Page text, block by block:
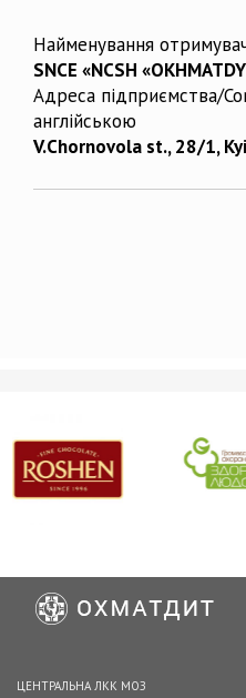
Найменування
SNCE «NCSH
Адреса підприємства/
англійською
V.Chornovola st., 28/1,
ЦЕНТРАЛЬНА ЛКК МОЗ